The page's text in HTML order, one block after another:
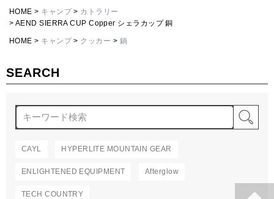
SEARCH
CAYL HYPERLITE MOUNTAIN GEAR
ENLIGHTENED EQUIPMENT Afterglow
TECH COUNTRY
HOME キャンプ
カトラリー
AEND SIERRA CUP Copper シェラカップ 銅
HOME キャンプ クッカー 鍋